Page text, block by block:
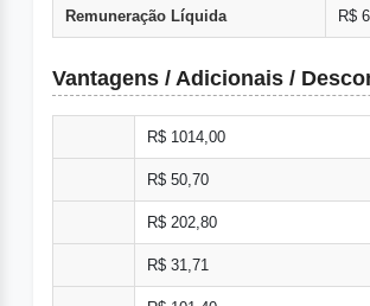
Remuneração Líquida R$
Vantagens / Adicionais /
R$ 1014,00
R$ 50,70
R$ 202,80
R$ 31,71